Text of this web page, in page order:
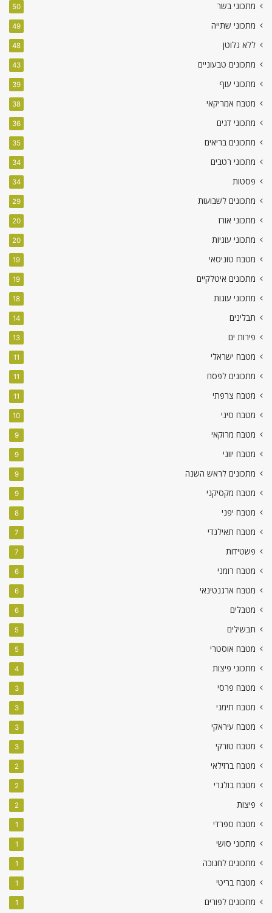
מתכוני בשר 50
מתכוני שתייה 49
ללא גלוטן 48
מתכונים טבעוניים 43
מתכוני עוף 39
מטבח אמריקאי 38
מתכוני דגים 36
מתכונים בריאים 35
מתכוני רטבים 34
פסטות 34
מתכונים לשבועות 29
מתכוני אורז 20
מתכוני עוגיות 20
מטבח טוניסאי 19
מתכונים איטלקיים 19
מתכוני עוגות 18
תבלינים 14
פירות ים 13
מטבח ישראלי 11
מתכונים לפסח 11
מטבח צרפתי 11
מטבח סיני 10
מטבח מרוקאי 9
מטבח יווני 9
מתכונים לראש השנה 9
מטבח מקסיקני 9
מטבח יפני 8
מטבח תאילנדי 7
פשטידות 7
מטבח רומני 6
מטבח ארגנטינאי 6
מטבלים 6
תבשילים 5
מטבח אוסטרי 5
מתכוני פיצות 4
מטבח פרסי 3
מטבח תימני 3
מטבח עיראקי 3
מטבח טורקי 3
מטבח ברזילאי 2
מטבח בולגרי 2
פיצות 2
מטבח ספרדי 1
מתכוני סושי 1
מתכונים לחנוכה 1
מטבח בריטי 1
מתכונים לפורים 1